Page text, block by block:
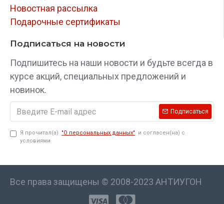
Новостная рассылка
Подарочные сертификаты
Подписаться на новости
Подпишитесь на наши новости и будьте всегда в
курсе акций, специальных предложений и
новинок.
Подписаться
Я прочитал(а) "О персональных данных"
и согласен(на) с
условиями
Все права защищены © 2008-2023 АНТИУГОН